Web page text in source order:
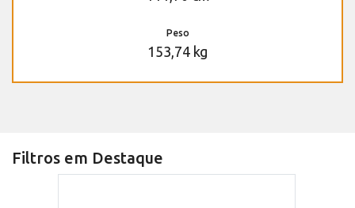
Peso
153,74 kg
Filtros em Destaque